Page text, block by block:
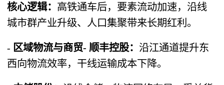
核心逻辑： 高铁通车后，要素流动加速，沿线
城市群产业升级、人口集聚带来长期红利。
- 区域物流与商贸- 顺丰控股： 沿江通道提升东
西向物流效率，干线运输成本下降。